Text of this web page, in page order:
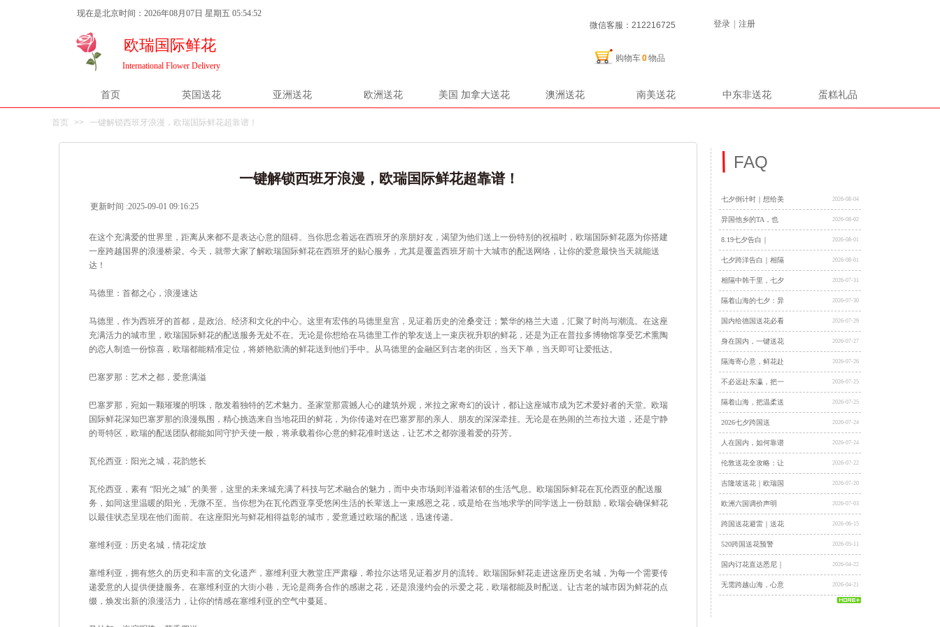
登录 注册
购物车0物品
现在是北京时间：2026年08月07日 星期五 05:54:52
International Flower Delivery
欧瑞国际鲜花
首页 英国送花 亚洲送花 欧洲送花 美国 加拿大送花 澳洲送花 南美送花 中东非送花 蛋糕礼品
微信客服：212216725
首页 >> 一键解锁西班牙浪漫，欧瑞国际鲜花超靠谱！
一键解锁西班牙浪漫，欧瑞国际鲜花超靠谱！
更新时间 :2025-09-01 09:16:25
在这个充满爱的世界里，距离从来都不是表达心意的阻碍。当你思念着远在西班牙的亲朋好友，渴望为他们送上一份特别的祝福时，欧瑞国际鲜花愿为你搭建
一座跨越国界的浪漫桥梁。今天，就带大家了解欧瑞国际鲜花在西班牙的贴心服务，尤其是覆盖西班牙前十大城市的配送网络，让你的爱意最快当天就能送
达！
马德里：首都之心，浪漫速达
马德里，作为西班牙的首都，是政治、经济和文化的中心。这里有宏伟的马德里皇宫，见证着历史的沧桑变迁；繁华的格兰大道，汇聚了时尚与潮流。在这座
充满活力的城市里，欧瑞国际鲜花的配送服务无处不在。无论是你想给在马德里工作的挚友送上一束庆祝升职的鲜花，还是为正在普拉多博物馆享受艺术熏陶
的恋人制造一份惊喜，欧瑞都能精准定位，将娇艳欲滴的鲜花送到他们手中。从马德里的金融区到古老的街区，当天下单，当天即可让爱抵达。
巴塞罗那：艺术之都，爱意满溢
巴塞罗那，宛如一颗璀璨的明珠，散发着独特的艺术魅力。圣家堂那震撼人心的建筑外观，米拉之家奇幻的设计，都让这座城市成为艺术爱好者的天堂。欧瑞
国际鲜花深知巴塞罗那的浪漫氛围，精心挑选来自当地花田的鲜花，为你传递对在巴塞罗那的亲人、朋友的深深牵挂。无论是在热闹的兰布拉大道，还是宁静
的哥特区，欧瑞的配送团队都能如同守护天使一般，将承载着你心意的鲜花准时送达，让艺术之都弥漫着爱的芬芳。
瓦伦西亚：阳光之城，花韵悠长
瓦伦西亚，素有 “阳光之城” 的美誉，这里的未来城充满了科技与艺术融合的魅力，而中央市场则洋溢着浓郁的生活气息。欧瑞国际鲜花在瓦伦西亚的配送服
务，如同这里温暖的阳光，无微不至。当你想为在瓦伦西亚享受悠闲生活的长辈送上一束感恩之花，或是给在当地求学的同学送上一份鼓励，欧瑞会确保鲜花
以最佳状态呈现在他们面前。在这座阳光与鲜花相得益彰的城市，爱意通过欧瑞的配送，迅速传递。
塞维利亚：历史名城，情花绽放
塞维利亚，拥有悠久的历史和丰富的文化遗产，塞维利亚大教堂庄严肃穆，希拉尔达塔见证着岁月的流转。欧瑞国际鲜花走进这座历史名城，为每一个需要传
递爱意的人提供便捷服务。在塞维利亚的大街小巷，无论是商务合作的感谢之花，还是浪漫约会的示爱之花，欧瑞都能及时配送。让古老的城市因为鲜花的点
缀，焕发出新的浪漫活力，让你的情感在塞维利亚的空气中蔓延。
FAQ
七夕倒计时｜想给美 2026-08-04
异国他乡的TA，也 2026-08-02
8.19七夕告白｜ 2026-08-01
七夕跨洋告白｜相隔 2026-08-01
相隔中韩千里，七夕 2026-07-31
隔着山海的七夕：异 2026-07-30
国内给德国送花必看 2026-07-29
身在国内，一键送花 2026-07-27
隔海寄心意，鲜花赴 2026-07-26
不必远赴东瀛，把一 2026-07-25
隔着山海，把温柔送 2026-07-25
2026七夕跨国送 2026-07-24
人在国内，如何靠谱 2026-07-24
伦敦送花全攻略：让 2026-07-22
吉隆坡送花｜欧瑞国 2026-07-20
欧洲六国调价声明 2026-07-03
跨国送花避雷｜送花 2026-06-15
520跨国送花预警 2026-05-11
国内订花直达悉尼｜ 2026-04-22
无需跨越山海，心意 2026-04-21